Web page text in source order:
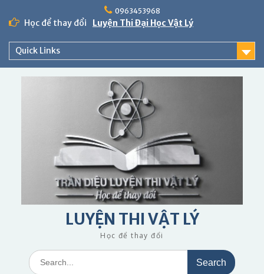
content
0963453968
Học để thay đổi Luyện Thi Đại Học Vật Lý
Quick Links
LUYỆN THI VẬT LÝ
Học để thay đổi
Search
for: